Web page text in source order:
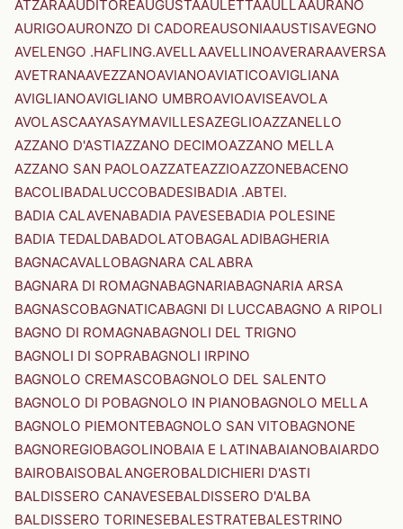
ATZARAAUDITOREAUGUSTAAULETTAAULLAAURANO
AURIGOAURONZO DI CADOREAUSONIAAUSTISAVEGNO
AVELENGO .HAFLING.AVELLAAVELLINOAVERARAAVERSA
AVETRANAAVEZZANOAVIANOAVIATICOAVIGLIANA
AVIGLIANOAVIGLIANO UMBROAVIOAVISEAVOLA
AVOLASCAAYASAYMAVILLESAZEGLIOAZZANELLO
AZZANO D'ASTIAZZANO DECIMOAZZANO MELLA
AZZANO SAN PAOLOAZZATEAZZIOAZZONEBACENO
BACOLIBADALUCCOBADESIBADIA .ABTEI.
BADIA CALAVENABADIA PAVESEBADIA POLESINE
BADIA TEDALDABADOLATOBAGALADIBAGHERIA
BAGNACAVALLOBAGNARA CALABRA
BAGNARA DI ROMAGNABAGNARIABAGNARIA ARSA
BAGNASCOBAGNATICABAGNI DI LUCCABAGNO A RIPOLI
BAGNO DI ROMAGNABAGNOLI DEL TRIGNO
BAGNOLI DI SOPRABAGNOLI IRPINO
BAGNOLO CREMASCOBAGNOLO DEL SALENTO
BAGNOLO DI POBAGNOLO IN PIANOBAGNOLO MELLA
BAGNOLO PIEMONTEBAGNOLO SAN VITOBAGNONE
BAGNOREGIOBAGOLINOBAIA E LATINABAIANOBAIARDO
BAIROBAISOBALANGEROBALDICHIERI D'ASTI
BALDISSERO CANAVESEBALDISSERO D'ALBA
BALDISSERO TORINESEBALESTRATEBALESTRINO